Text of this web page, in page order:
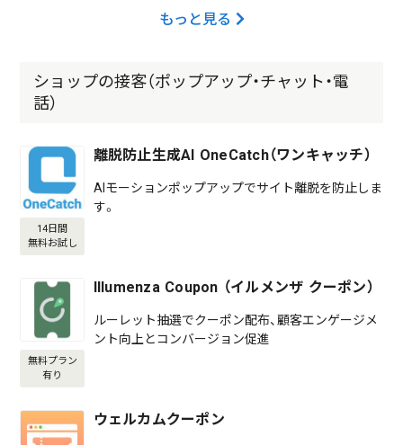
もっと見る
ショップの接客（ポップアップ・チャット・電
話）
14日間
無料お試し
離脱防止生成AI OneCatch（ワンキャッチ）
AIモーションポップアップでサイト離脱を防止しま
す。
無料プラン
有り
Illumenza Coupon （イルメンザ クーポン）
ルーレット抽選でクーポン配布、顧客エンゲージメ
ント向上とコンバージョン促進
ウェルカムクーポン